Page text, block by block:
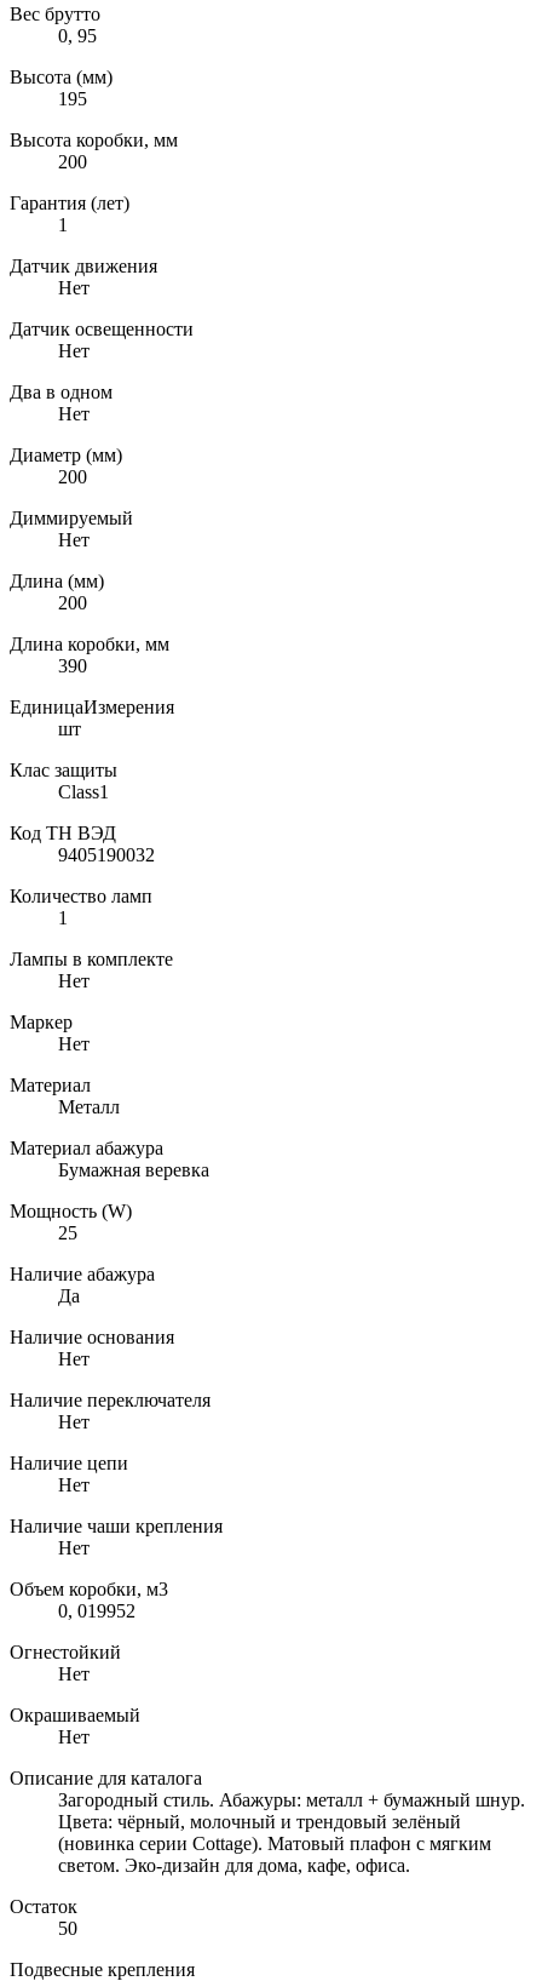
Вес брутто
0, 95
Высота (мм)
195
Высота коробки, мм
200
Гарантия (лет)
1
Датчик движения
Нет
Датчик освещенности
Нет
Два в одном
Нет
Диаметр (мм)
200
Диммируемый
Нет
Длина (мм)
200
Длина коробки, мм
390
ЕдиницаИзмерения
шт
Клас защиты
Class1
Код ТН ВЭД
9405190032
Количество ламп
1
Лампы в комплекте
Нет
Маркер
Нет
Материал
Металл
Материал абажура
Бумажная веревка
Мощность (W)
25
Наличие абажура
Да
Наличие основания
Нет
Наличие переключателя
Нет
Наличие цепи
Нет
Наличие чаши крепления
Нет
Объем коробки, м3
0, 019952
Огнестойкий
Нет
Окрашиваемый
Нет
Описание для каталога
Загородный стиль. Абажуры: металл + бумажный шнур.
Цвета: чёрный, молочный и трендовый зелёный
(новинка серии Cottage). Матовый плафон с мягким
светом. Эко-дизайн для дома, кафе, офиса.
Остаток
50
Подвесные крепления